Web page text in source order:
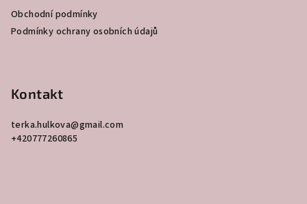
Obchodní podmínky
Podmínky ochrany osobních údajů
Kontakt
terka.hulkova@gmail.com
+420777260865